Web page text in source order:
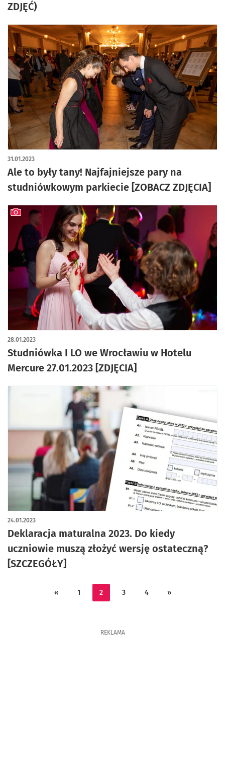
ZDJĘĆ)
Ale to były tany! Najfajniejsze pary na
studniówkowym parkiecie [ZOBACZ ZDJĘCIA]
31.01.2023
Studniówka I LO we Wrocławiu w Hotelu
Mercure 27.01.2023 [ZDJĘCIA]
28.01.2023
artykuł z galerią zdjęć
Deklaracja maturalna 2023. Do kiedy
uczniowie muszą złożyć wersję ostateczną?
[SZCZEGÓŁY]
24.01.2023
« 1 2 3 4 »
REKLAMA